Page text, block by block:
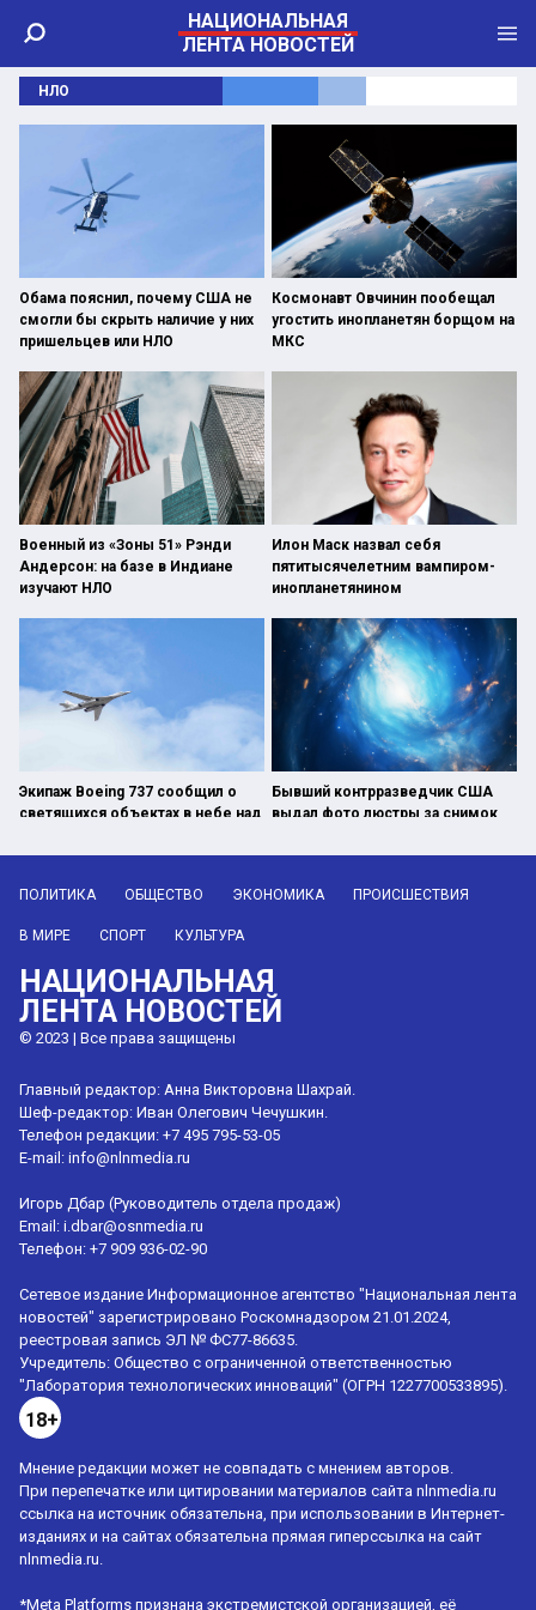
НАЦИОНАЛЬНАЯ
ЛЕНТА НОВОСТЕЙ
НЛО
Обама пояснил, почему США не
смогли бы скрыть наличие у них
пришельцев или НЛО
Космонавт Овчинин пообещал
угостить инопланетян борщом на
МКС
Военный из «Зоны 51» Рэнди
Андерсон: на базе в Индиане
изучают НЛО
Илон Маск назвал себя
пятитысячелетним вампиром-
инопланетянином
Экипаж Boeing 737 сообщил о
светящихся объектах в небе над
Бывший контрразведчик США
выдал фото люстры за снимок
ПОЛИТИКА ОБЩЕСТВО ЭКОНОМИКА ПРОИСШЕСТВИЯ
В МИРЕ СПОРТ КУЛЬТУРА
НАЦИОНАЛЬНАЯ
ЛЕНТА НОВОСТЕЙ
© 2023 | Все права защищены
Главный редактор: Анна Викторовна Шахрай.
Шеф-редактор: Иван Олегович Чечушкин.
Телефон редакции: +7 495 795-53-05
E-mail: info@nlnmedia.ru
Игорь Дбар (Руководитель отдела продаж)
Email: i.dbar@osnmedia.ru
Телефон: +7 909 936-02-90
Сетевое издание Информационное агентство "Национальная лента
новостей" зарегистрировано Роскомнадзором 21.01.2024,
реестровая запись ЭЛ № ФС77-86635.
Учредитель: Общество с ограниченной ответственностью
"Лаборатория технологических инноваций" (ОГРН 1227700533895).
18+
Мнение редакции может не совпадать с мнением авторов.
При перепечатке или цитировании материалов сайта nlnmedia.ru
ссылка на источник обязательна, при использовании в Интернет-
изданиях и на сайтах обязательна прямая гиперссылка на сайт
nlnmedia.ru.
*Meta Platforms признана экстремистской организацией, её